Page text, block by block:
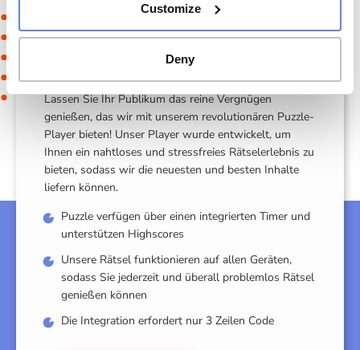
Customize
Deny
Nahtlos & stressfrei
Lassen Sie Ihr Publikum das reine Vergnügen
genießen, das wir mit unserem revolutionären Puzzle-
Player bieten! Unser Player wurde entwickelt, um
Ihnen ein nahtloses und stressfreies Rätselerlebnis zu
bieten, sodass wir die neuesten und besten Inhalte
liefern können.
Puzzle verfügen über einen integrierten Timer und
unterstützen Highscores
Unsere Rätsel funktionieren auf allen Geräten,
sodass Sie jederzeit und überall problemlos Rätsel
genießen können
Die Integration erfordert nur 3 Zeilen Code